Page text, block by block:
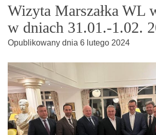
Wizyta Marszałka WL
w dniach 31.01.-1.02.
Opublikowany dnia 6 lutego 2024